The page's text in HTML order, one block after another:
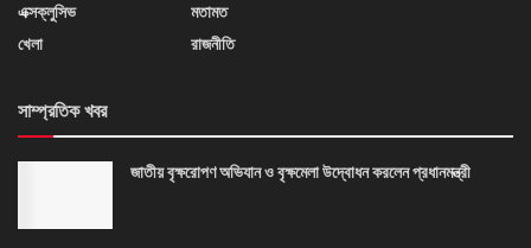
এক্সক্লুসিভ
খেলা
মতামত
রাজনীতি
সাম্প্রতিক খবর
জাতীয় বৃক্ষরোপণ অভিযান ও বৃক্ষমেলা উদ্বোধন করলেন প্রধানমন্ত্রী